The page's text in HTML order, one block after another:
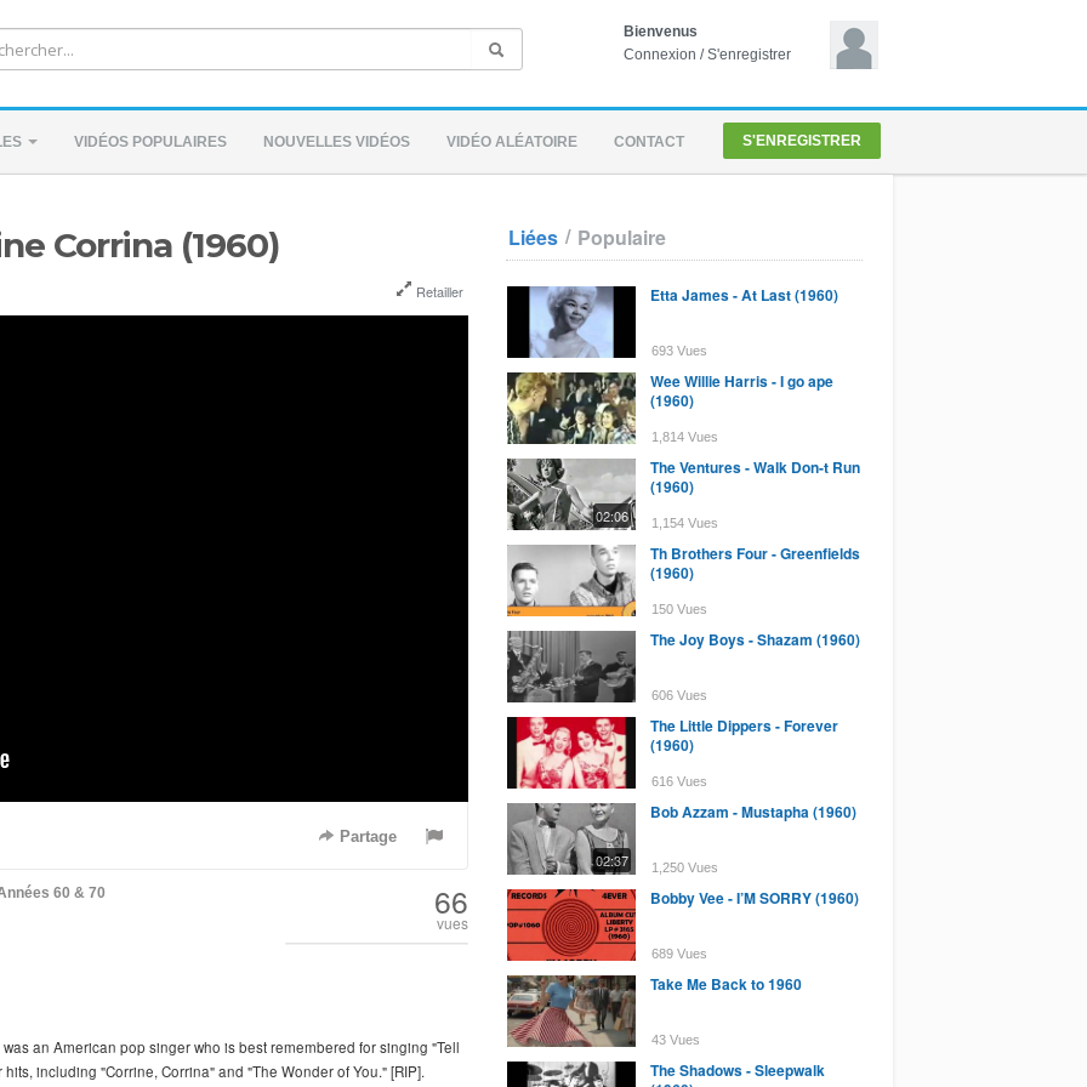
Bienvenus
Connexion /S'enregistrer
VIDÉOS POPULAIRES NOUVELLES VIDÉOS VIDÉO ALÉATOIRE CONTACT S'ENREGISTRER
Corrina (1960)
Retailler
Partage
60 & 70 66
vues
an American pop singer who is best remembered for singing "Tell
including "Corrine, Corrina" and "The Wonder of You." [RIP].
Liées / Populaire
Etta James - At Last (1960)
693 Vues
Wee Willie Harris - I go ape
(1960)
1,814 Vues
02:06
The Ventures - Walk Don-t Run
(1960)
1,154 Vues
Th Brothers Four - Greenfields
(1960)
150 Vues
The Joy Boys - Shazam (1960)
606 Vues
The Little Dippers - Forever
(1960)
616 Vues
02:37
Bob Azzam - Mustapha (1960)
1,250 Vues
Bobby Vee - I’M SORRY (1960)
689 Vues
Take Me Back to 1960
43 Vues
The Shadows - Sleepwalk